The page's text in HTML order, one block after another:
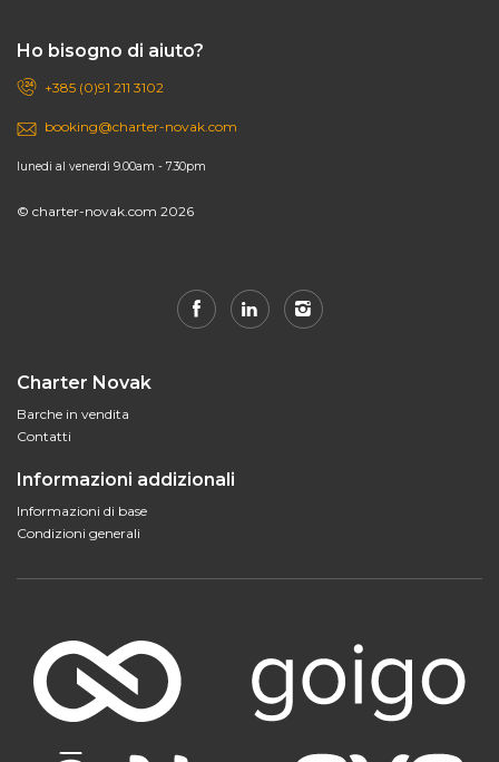
Ho bisogno di aiuto?
+385 (0)91 211 3102
booking@charter-novak.com
lunedi al venerdì 9.00am - 7.30pm
© charter-novak.com 2026
Charter Novak
Barche in vendita
Contatti
Informazioni addizionali
Informazioni di base
Condizioni generali